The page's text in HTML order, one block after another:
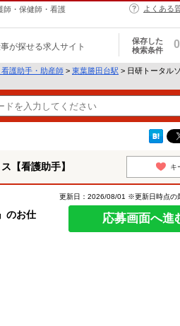
・保健師・看護
よくある
が探せる求人サイト
保存した
検索条件
0
護助手・助産師 > 東葉勝田台駅 > 日研トータル
【看護助手】 キ
のお仕
更新日：2026/08/01 ※更新日時点の
応募画面へ進